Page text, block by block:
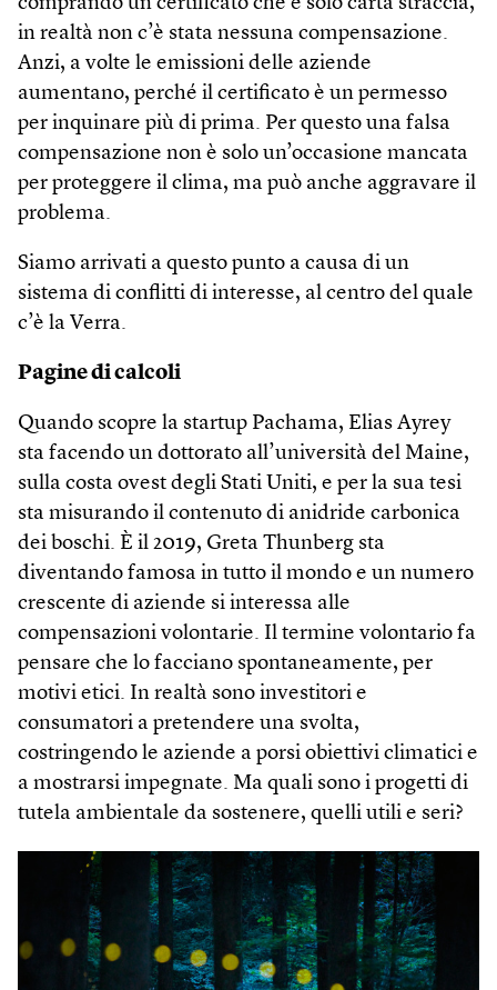
in realtà non c’è stata nessuna compensazione.
Anzi, a volte le emissioni delle aziende
aumentano, perché il certificato è un permesso
per inquinare più di prima. Per questo una falsa
compensazione non è solo un’occasione mancata
per proteggere il clima, ma può anche aggravare il
problema.
Siamo arrivati a questo punto a causa di un
sistema di conflitti di interesse, al centro del quale
c’è la Verra.
Pagine di calcoli
Quando scopre la startup Pachama, Elias Ayrey
sta facendo un dottorato all’università del Maine,
sulla costa ovest degli Stati Uniti, e per la sua tesi
sta misurando il contenuto di anidride carbonica
dei boschi. È il 2019, Greta Thunberg sta
diventando famosa in tutto il mondo e un numero
crescente di aziende si interessa alle
compensazioni volontarie. Il termine volontario fa
pensare che lo facciano spontaneamente, per
motivi etici. In realtà sono investitori e
consumatori a pretendere una svolta,
costringendo le aziende a porsi obiettivi climatici e
a mostrarsi impegnate. Ma quali sono i progetti di
tutela ambientale da sostenere, quelli utili e seri?